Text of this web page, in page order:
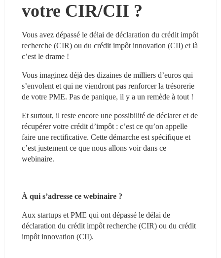
votre CIR/CII ?
Vous avez dépassé le délai de déclaration du crédit impôt
recherche (CIR) ou du crédit impôt innovation (CII) et là
c’est le drame !
Vous imaginez déjà des dizaines de milliers d’euros qui
s’envolent et qui ne viendront pas renforcer la trésorerie
de votre PME. Pas de panique, il y a un remède à tout !
Et surtout, il reste encore une possibilité de déclarer et de
récupérer votre crédit d’impôt : c’est ce qu’on appelle
faire une rectificative. Cette démarche est spécifique et
c’est justement ce que nous allons voir dans ce
webinaire.
À qui s’adresse ce webinaire ?
Aux startups et PME qui ont dépassé le délai de
déclaration du crédit impôt recherche (CIR) ou du crédit
impôt innovation (CII).